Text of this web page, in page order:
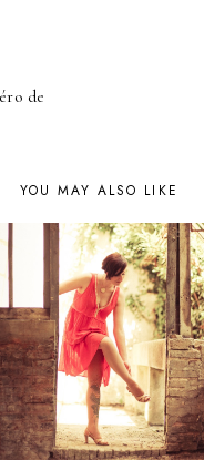
de
YOU MAY ALSO LIKE